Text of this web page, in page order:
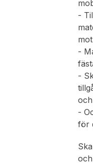
-
-
-
-
för